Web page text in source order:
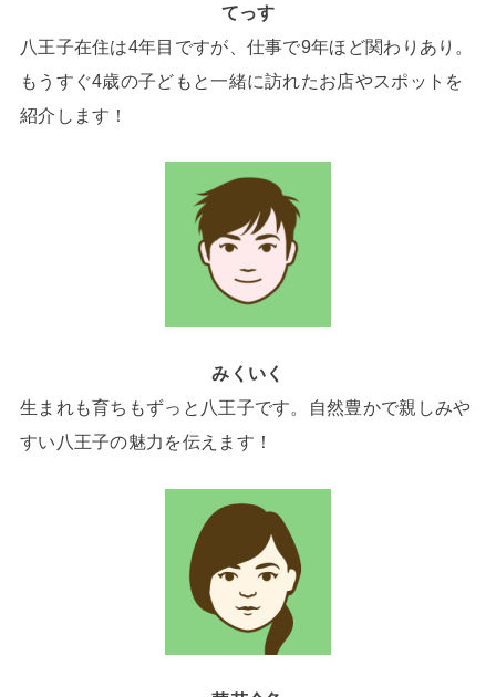
てっす
八王子在住は4年目ですが、仕事で9年ほど関わりあり。
もうすぐ4歳の子どもと一緒に訪れたお店やスポットを
紹介します！
みくいく
生まれも育ちもずっと八王子です。自然豊かで親しみや
すい八王子の魅力を伝えます！